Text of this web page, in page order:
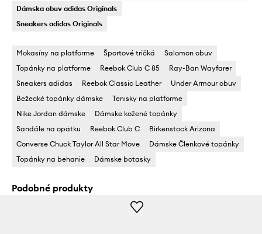
Dámska obuv adidas Originals
Sneakers adidas Originals
Mokasíny na platforme Športové tričká
Salomon obuv
Topánky na platforme
Reebok Club C 85
Ray-Ban Wayfarer
Sneakers adidas
Reebok Classic Leather
Under Armour obuv
Bežecké topánky dámske
Tenisky na platforme
Nike Jordan dámske
Dámske kožené topánky
Sandále na opätku
Reebok Club C
Birkenstock Arizona
Converse Chuck Taylor All Star Move
Dámske Členkové topánky
Topánky na behanie
Dámske botasky
Podobné produkty